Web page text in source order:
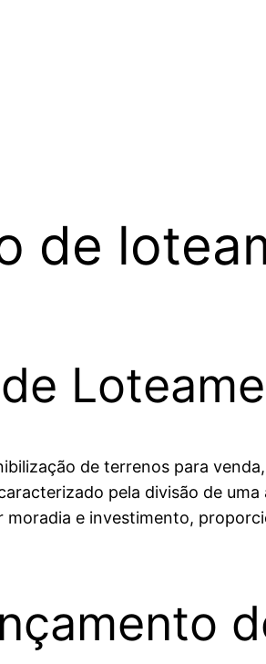
de
de terrenos para
pela divisão de
e investimento,